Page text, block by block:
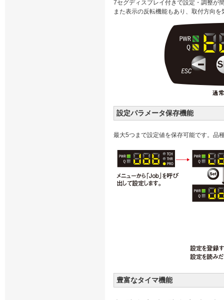
7セグディスプレイ付きで設定・調整が
また表示の反転機能もあり、取付方向
設定パラメータ保存機能
最大5つまで設定値を保存可能です。品
豊富なタイマ機能